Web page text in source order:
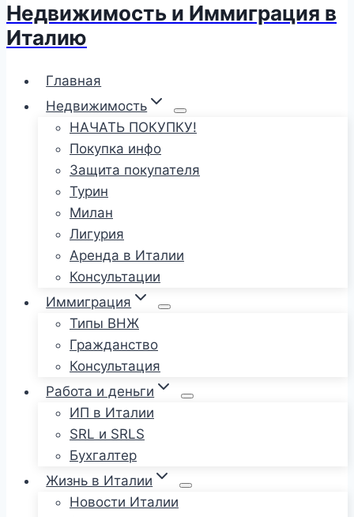
Недвижимость и Иммиграция в
Италию
Главная
Недвижимость
НАЧАТЬ ПОКУПКУ!
Покупка инфо
Защита покупателя
Турин
Милан
Лигурия
Аренда в Италии
Консультации
Иммиграция
Типы ВНЖ
Гражданство
Консультация
Работа и деньги
ИП в Италии
SRL и SRLS
Бухгалтер
Жизнь в Италии
Новости Италии